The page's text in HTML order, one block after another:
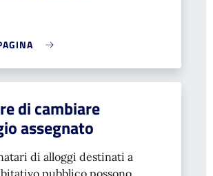
di cambiare
assegnato
di alloggi destinati a
pubblico possono